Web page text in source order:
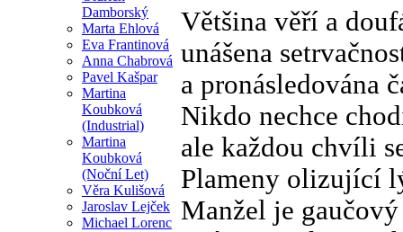
Damborský
Marta Ehlová
Eva Frantinová
Anna Chabrová
Pavel Kašpar
Martina
Koubková
(Industrial)
Martina
Koubková
(Noční Let)
Věra Kulišová
Jaroslav Lejček
Michael Lorenc
Většina věří a
unášena
a pronásledována
Nikdo nechce
ale každou chvíli
Plameny olizující
Manžel je